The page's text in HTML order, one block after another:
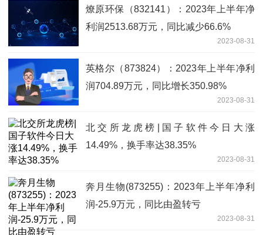
燎原环保（832141）：2023年上半年净
利润2513.68万元，同比减少66.6%
2023-08-31
英格尔（873824）：2023年上半年净利
润704.89万元，同比增长350.98%
2023-08-31
北交所龙虎榜|国子软件今日大涨
14.49%，换手率达38.35%
2023-08-31
奔月生物(873255)：2023年上半年净利
润-25.9万元，同比由盈转亏
2023-08-31